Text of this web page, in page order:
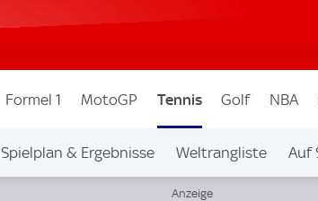
Formel 1 MotoGP Tennis Golf NBA
Spielplan & Ergebnisse Weltrangliste Auf